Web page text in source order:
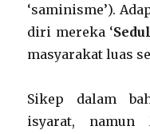
‘saminisme’).
diri mereka ‘
masyarakat luas
Sikep dalam
isyarat, namun